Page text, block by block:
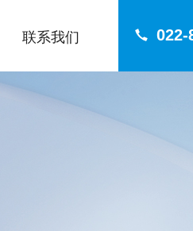
022-
联系我们